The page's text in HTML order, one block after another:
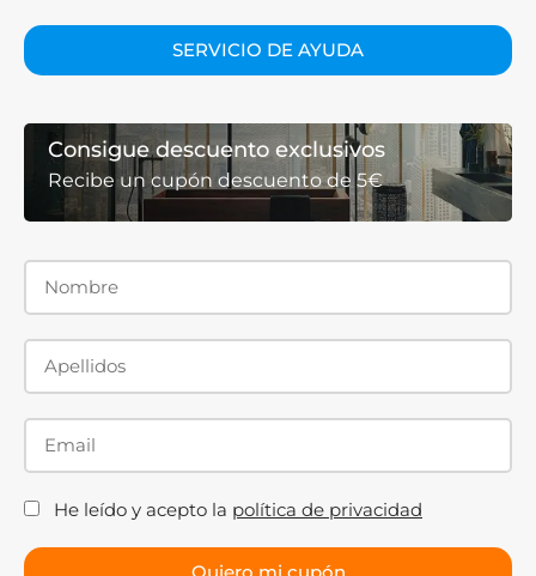
SERVICIO DE AYUDA
Consigue descuento exclusivos
Recibe un cupón descuento de 5€
He leído y acepto la política de privacidad